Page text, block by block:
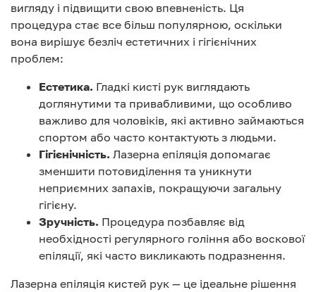
вигляду і підвищити свою впевненість. Ця
процедура стає все більш популярною, оскільки
вона вирішує безліч естетичних і гігієнічних
проблем:
Естетика. Гладкі кисті рук виглядають
доглянутими та привабливими, що особливо
важливо для чоловіків, які активно займаються
спортом або часто контактують з людьми.
Гігієнічність. Лазерна епіляція допомагає
зменшити потовиділення та уникнути
неприємних запахів, покращуючи загальну
гігієну.
Зручність. Процедура позбавляє від
необхідності регулярного гоління або воскової
епіляції, які часто викликають подразнення.
Лазерна епіляція кистей рук — це ідеальне рішення